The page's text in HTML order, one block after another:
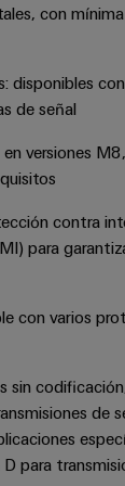
con
disponibles
de señal
en versiones
contra
para
con varios
sin
de
para